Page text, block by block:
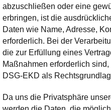
abzuschließen oder eine
erbringen, ist die
Daten wie Name, Adresse,
erforderlich. Bei der
die zur Erfüllung eines
Maßnahmen erforderlich
DSG-EKD als
Da uns die Privatsphäre